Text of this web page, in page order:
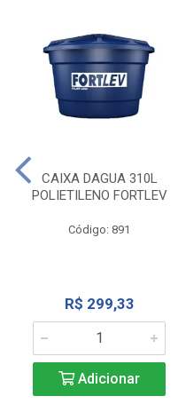
CAIXA DAGUA 310L
POLIETILENO FORTLEV
Código: 891
R$ 299,33
Adicionar